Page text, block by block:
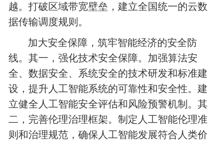
越。打破区域带宽壁垒，建立全国统一的云数
据传输调度规则。
加大安全保障，筑牢智能经济的安全防
线。其一，强化技术安全保障。加强算法安
全、数据安全、系统安全的技术研发和标准建
设，提升人工智能系统的可靠性和安全性。建
立健全人工智能安全评估和风险预警机制。其
二，完善伦理治理框架。制定人工智能伦理准
则和治理规范，确保人工智能发展符合人类价